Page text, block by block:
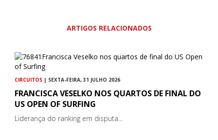
ARTIGOS RELACIONADOS
CIRCUITOS | SEXTA-FEIRA, 31 JULHO 2026
FRANCISCA VESELKO NOS QUARTOS DE FINAL DO
US OPEN OF SURFING
Liderança do ranking em disputa...